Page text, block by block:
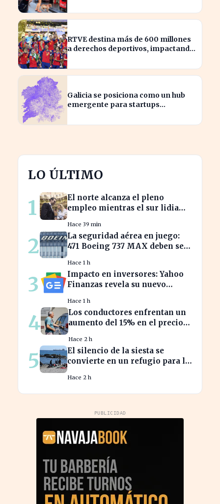
RTVE destina más de 600 millones
a derechos deportivos, impactando
Galicia se posiciona como un hub
emergente para startups
LO ÚLTIMO
1
El norte alcanza el pleno
empleo mientras el sur lidia
Hace 39 min
2
La seguridad aérea en juego:
471 Boeing 737 MAX deben ser
Hace 1 h
3
Impacto en inversores: Yahoo
Finanzas revela su nuevo
acciones
Hace 1 h
4
Los conductores enfrentan un
aumento del 15% en el precio
Hace 2 h
5
El silencio de la siesta se
convierte en un refugio para la
Hace 2 h
PUBLICIDAD